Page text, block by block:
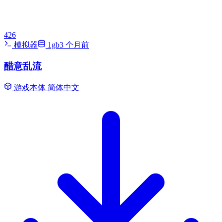
426
模拟器
1gb3 个月前
醋意乱流
游戏本体 简体中文